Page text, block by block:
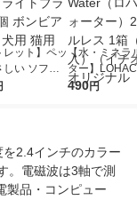
レット】ペッ
しい ソフト
ル ライト
【水・ミネラ
ター】
r（ロハコウ
490円
を2.4インチのカラー
。電磁波は3軸で測
製品・コンピュー